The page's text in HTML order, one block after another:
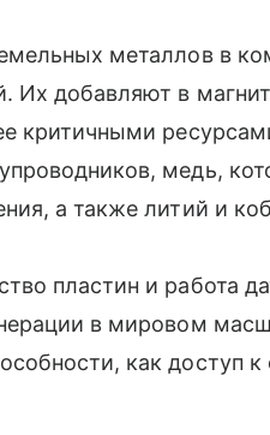
металлов в
Их добавляют в
критичными
медь,
а также литий и
пластин и работа
в мировом
как доступ